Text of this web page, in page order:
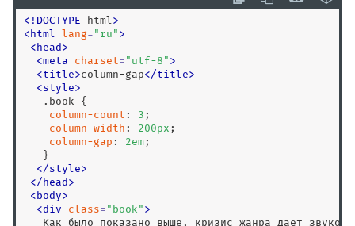
< ! DOCTYPE html >
< html lang= " ru " >
< head >
<meta charset= " utf-8 " >
<title>column-gap</title>
<style>
.book {
column-count : 3 ;
column-width : 200px ;
column-gap : 2em;
   }
</style>
</ head >
< body>
<div class= " book " >
Как было показано выше, кризис жанра дает
:local-link
:muted
:not()
:nth-child()
:nth-last-child()
:nth-last-of-type()
:nth-of-type()
:only-child
:only-of-type
:optional
:out-of-range